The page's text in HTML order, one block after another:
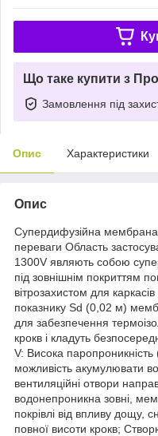
Що таке купити з
Замовлення під
Опис Характеристики
Опис
Супердифузійна мембрана
переваги Область
1300V являють собою
під зовнішнім покриттям
вітрозахистом для
показнику Sd (0,02 м)
для забезпечення
крокв і кладуть
V: Висока
можливість акумулювати
вентиляційні отвори
водонепроникна зовні,
покрівлі від впливу дощу,
повної висоти крокв;